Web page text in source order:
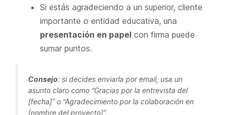
Si estás agradeciendo a un superior, cliente
importante o entidad educativa, una
presentación en papel con firma puede
sumar puntos.
Consejo: si decides enviarla por email, usa un
asunto claro como “Gracias por la entrevista del
[fecha]” o “Agradecimiento por la colaboración en
[nombre del proyecto]”.